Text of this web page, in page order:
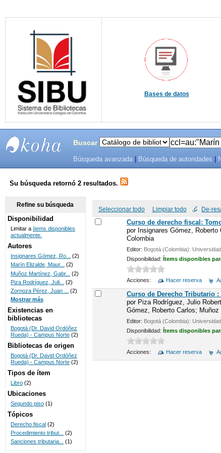
Bases de datos
SISTEMAS
DE
BIBLIOTECAS
UNICOC
Buscar
Búsqueda avanzada Búsqueda de autoridades
Su búsqueda retornó 2 resultados.
Seleccionar todo Limpiar todo De-
Curso de derecho fiscal:
por Insignares Gómez, Roberto
Colombia
Editor: Bogotá (Colombia):
Disponibilidad: Ítems disponibles
Acciones: Hacer reserva
Curso de Derecho Tributario
por Piza Rodríguez, Julio
Gómez, Roberto Carlos;
Editor: Bogotá (Colombia):
Disponibilidad: Ítems disponibles
Acciones: Hacer reserva
Refine su búsqueda
Disponibilidad
Limitar a ítems disponibles
actualmente.
Autores
Insignares Gómez, Ro...
(2)
Marín Elizalde, Maur... (2)
Muñoz Martínez, Gabr...
(2)
Piza Rodríguez, Juli...
(2)
Zornoza Pérez, Juan ...
(2)
Mostrar más
Existencias en
bibliotecas
Bogotá (Dr. David Ordóñez
Rueda) - Campus Norte (2)
Bibliotecas de origen
Bogotá (Dr. David Ordóñez
Rueda) - Campus Norte (2)
Tipos de ítem
Libro (2)
Ubicaciones
Segundo piso (1)
Tópicos
Derecho fiscal (2)
Procedimiento tribut...
(2)
Sanciones tributaria... (1)